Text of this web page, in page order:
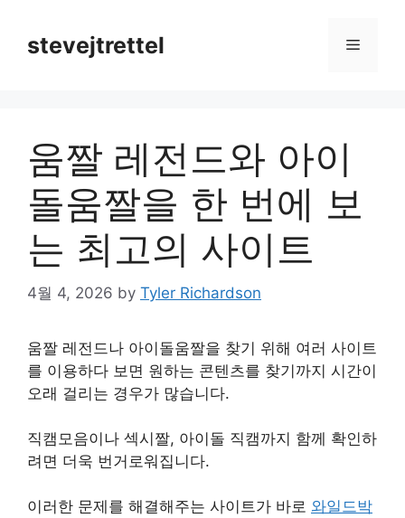
contentstevejtrettel Menu
움짤 레전드와 아이
돌움짤을 한 번에 보
는 최고의 사이트
4월 4, 2026 by Tyler Richardson
움짤 레전드나 아이돌움짤을 찾기 위해 여러 사이트
를 이용하다 보면 원하는 콘텐츠를 찾기까지 시간이
오래 걸리는 경우가 많습니다.
직캠모음이나 섹시짤, 아이돌 직캠까지 함께 확인하
려면 더욱 번거로워집니다.
이러한 문제를 해결해주는 사이트가 바로 와일드박